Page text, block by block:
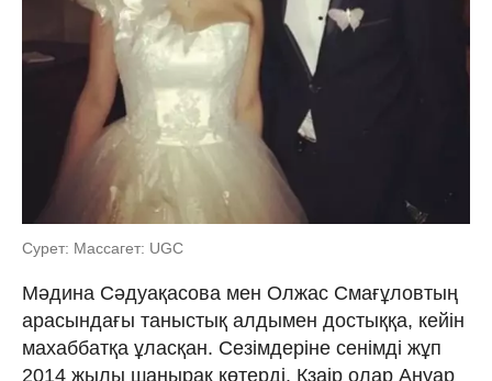
Сурет: Массагет: UGC
Мәдина Сәдуақасова мен Олжас Смағұловтың
арасындағы таныстық алдымен достыққа, кейін
махаббатқа ұласқан. Сезімдеріне сенімді жұп
2014 жылы шаңырақ көтерді. Қзаір олар Ануар